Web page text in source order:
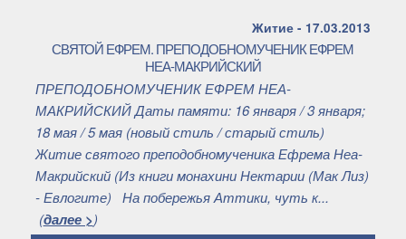
Житие - 17.03.2013
СВЯТОЙ ЕФРЕМ. ПРЕПОДОБНОМУЧЕНИК ЕФРЕМ
НЕА-МАКРИЙСКИЙ
ПРЕПОДОБНОМУЧЕНИК ЕФРЕМ НЕА-
МАКРИЙСКИЙ Даты памяти: 16 января / 3 января;
18 мая / 5 мая (новый стиль / старый стиль)
Житие святого преподобномученика Ефрема Неа-
Макрийский (Из книги монахини Нектарии (Мак Лиз)
- Евлогите) На побережья Аттики, чуть к...
(далее >)